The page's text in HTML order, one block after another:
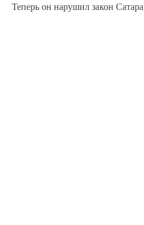
Теперь он нарушил закон